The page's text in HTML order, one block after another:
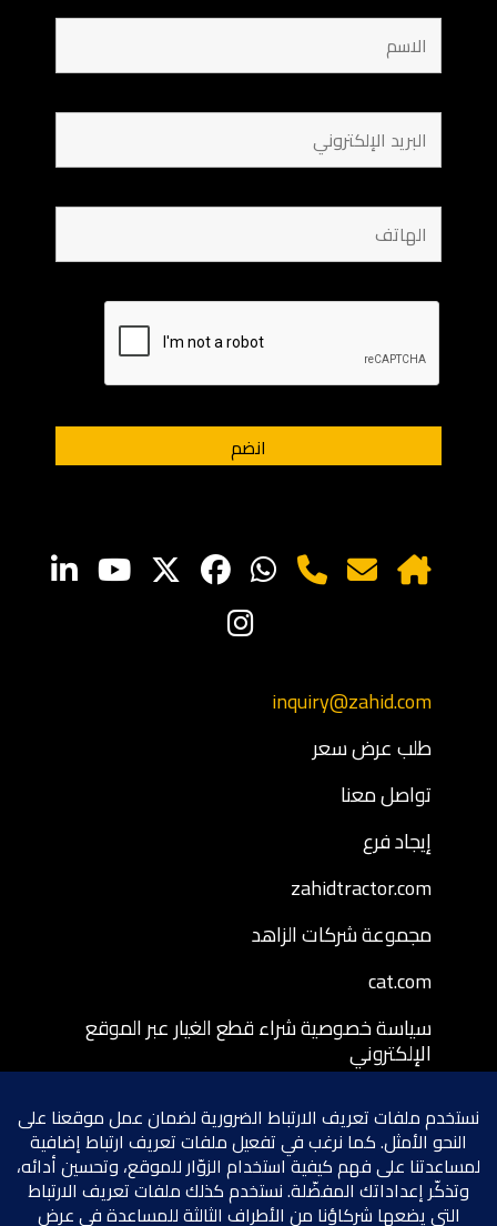
inquiry@zahid.com
طلب عرض سعر
تواصل معنا
إيجاد فرع
zahidtractor.com
مجموعة شركات الزاهد
cat.com
سياسة خصوصية شراء قطع الغيار عبر الموقع
الإلكتروني
الإلكتروني
سياسة إرجاع قطع الغيار المشتراة عبر الموقع
الإلكتروني